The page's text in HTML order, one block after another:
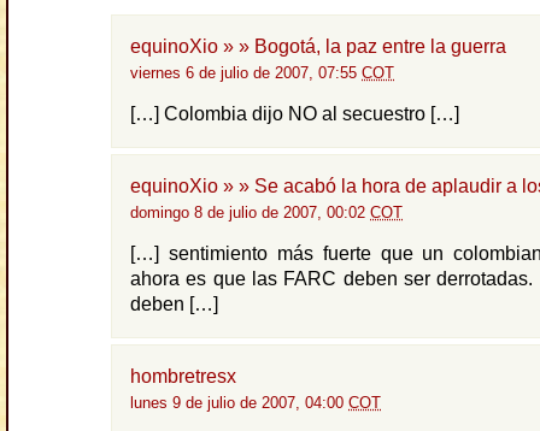
equinoXio » » Bogotá, la paz entre la guerra
viernes 6 de julio de 2007, 07:55 COT
[…] Colombia dijo NO al secuestro […]
equinoXio » » Se acabó la hora de aplaudir a
domingo 8 de julio de 2007, 00:02 COT
[…] sentimiento más fuerte que un
ahora es que las FARC deben ser derrotadas.
deben […]
hombretresx
lunes 9 de julio de 2007, 04:00 COT